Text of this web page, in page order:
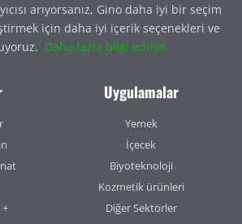
arıyorsanız, Gino daha iyi bir seçim
için daha iyi içerik seçenekleri ve
Daha fazla bilgi edinin
Uygulamalar
Yemek
İçecek
Biyoteknoloji
Kozmetik ürünleri
Diğer Sektörler